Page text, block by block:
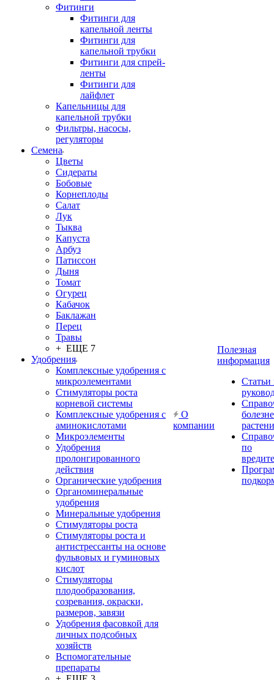
Фитинги
Фитинги для
капельной ленты
Фитинги для
капельной трубки
Фитинги для спрей-
ленты
Фитинги для
лайфлет
Капельницы для
капельной трубки
Фильтры, насосы,
регуляторы
Семена
Цветы
Сидераты
Бобовые
Корнеплоды
Салат
Лук
Тыква
Капуста
Арбуз
Патиссон
Дыня
Томат
Огурец
Кабачок
Баклажан
Перец
Травы
+ ЕЩЕ 7
Удобрения
Комплексные удобрения с
микроэлементами
Стимуляторы роста
корневой системы
Комплексные удобрения с
аминокислотами
Микроэлементы
Удобрения
пролонгированного
действия
Органические удобрения
Органоминеральные
удобрения
Минеральные удобрения
Стимуляторы роста
Стимуляторы роста и
антистрессанты на основе
фульвовых и гуминовых
кислот
Стимуляторы
плодообразования,
созревания, окраски,
размеров, завязи
Удобрения фасовкой для
личных подсобных
хозяйств
Вспомогательные
препараты
О
компании
Полезная
информация
Статьи
по